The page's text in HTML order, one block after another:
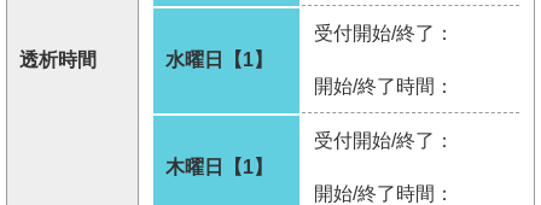
透析時間 水曜日【1】
受付開始/終了：
開始/終了時間：
木曜日【1】
受付開始/終了：
開始/終了時間：